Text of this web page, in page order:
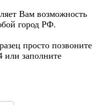
Вам возможность
город РФ.
просто позвоните
или заполните